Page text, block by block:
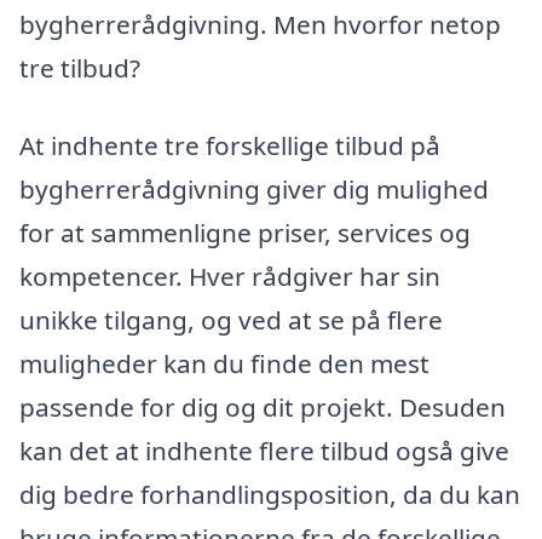
bygherrerådgivning. Men hvorfor netop
tre tilbud?
At indhente tre forskellige tilbud på
bygherrerådgivning giver dig mulighed
for at sammenligne priser, services og
kompetencer. Hver rådgiver har sin
unikke tilgang, og ved at se på flere
muligheder kan du finde den mest
passende for dig og dit projekt. Desuden
kan det at indhente flere tilbud også give
dig bedre forhandlingsposition, da du kan